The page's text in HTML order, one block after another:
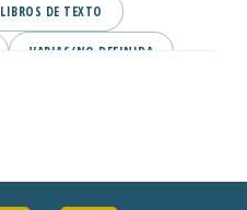
LIBROS DE TEXTO
VARIAS/NO DEFINIDA